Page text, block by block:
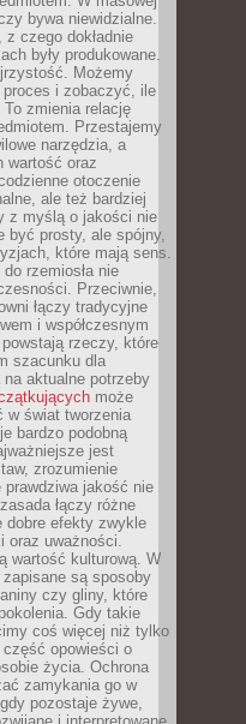
bywa niewidzialne.
z czego dokładnie
były produkowane.
Możemy
i zobaczyć, ile
zmienia relację
Przestajemy
narzędzia, a
wartość oraz
otoczenie
ale też bardziej
z myślą o jakości nie
być prosty, ale spójny,
które mają sens.
rzemiosła nie
Przeciwnie,
łączy tradycyjne
i współczesnym
rzeczy, które
szacunku dla
na aktualne potrzeby
może
w świat tworzenia
bardzo podobną
jest
zrozumienie
prawdziwa jakość nie
łączy różne
dobre efekty zwykle
oraz uważności.
wartość kulturową. W
są sposoby
czy gliny, które
Gdy takie
coś więcej niż tylko
opowieści o
życia. Ochrona
zamykania go w
pozostaje żywe,